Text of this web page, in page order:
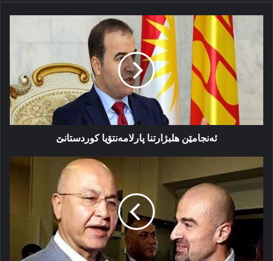
ئەنجامێن
ھلبژارتنا
پارلامەنتۆیا
كوردستانێ
ئەنجامێن ھلبژارتنا پارلامەنتۆیا كوردستانێ
بەرھەم
سالح
بو
سەرۆك
كومارێ
عیراقێ
لێ
چەوا